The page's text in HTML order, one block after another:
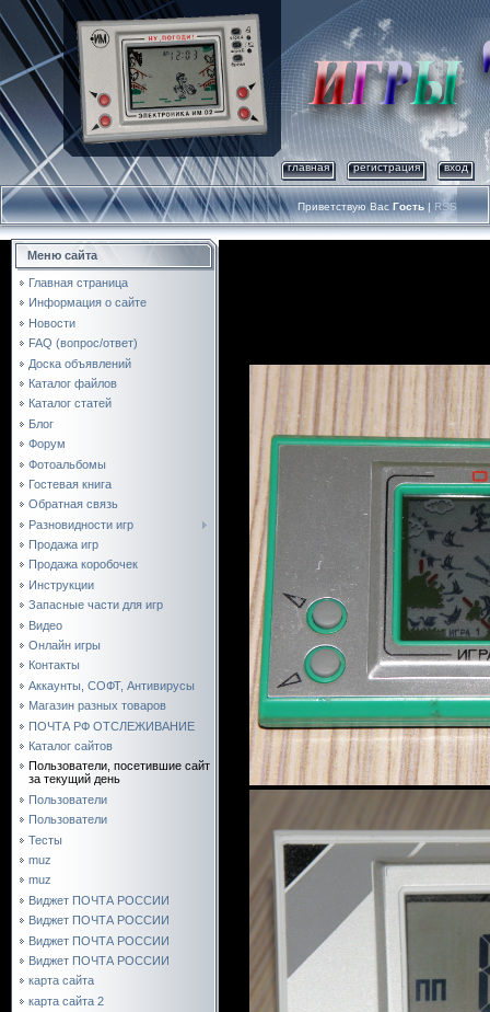
главная регистрация вход
Приветствую Вас Гость | RSS
Меню сайта
Главная страница
Информация о сайте
Новости
FAQ (вопрос/ответ)
Доска объявлений
Каталог файлов
Каталог статей
Блог
Форум
Фотоальбомы
Гостевая книга
Обратная связь
Разновидности игр
Продажа игр
Продажа коробочек
Инструкции
Запасные части для игр
Видео
Онлайн игры
Контакты
Аккаунты, СОФТ, Антивирусы
Магазин разных товаров
ПОЧТА РФ ОТСЛЕЖИВАНИЕ
Каталог сайтов
Пользователи, посетившие сайт
за текущий день
Пользователи
Пользователи
Тесты
muz
muz
Виджет ПОЧТА РОССИИ
Виджет ПОЧТА РОССИИ
Виджет ПОЧТА РОССИИ
Виджет ПОЧТА РОССИИ
карта сайта
карта сайта 2